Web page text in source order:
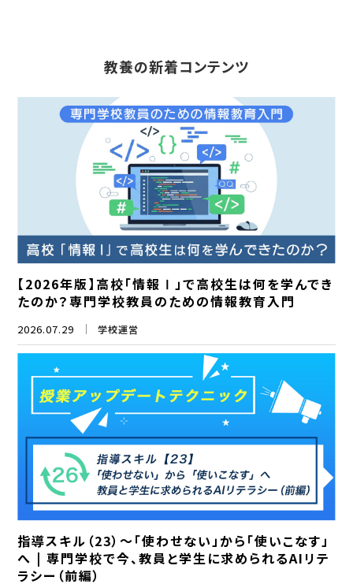
教養の新着コンテンツ
【2026年版】高校「情報Ⅰ」で高校生は何を学んでき
たのか？専門学校教員のための情報教育入門
2026.07.29 学校運営
指導スキル（23）～「使わせない」から「使いこなす」
へ | 専門学校で今、教員と学生に求められるAIリテ
ラシー（前編）